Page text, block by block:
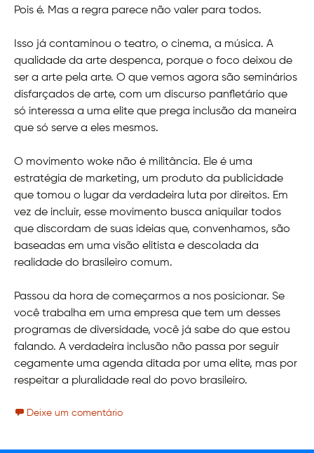
Pois é. Mas a regra parece não valer para todos.
Isso já contaminou o teatro, o cinema, a música. A
qualidade da arte despenca, porque o foco deixou de
ser a arte pela arte. O que vemos agora são seminários
disfarçados de arte, com um discurso panfletário que
só interessa a uma elite que prega inclusão da maneira
que só serve a eles mesmos.
O movimento woke não é militância. Ele é uma
estratégia de marketing, um produto da publicidade
que tomou o lugar da verdadeira luta por direitos. Em
vez de incluir, esse movimento busca aniquilar todos
que discordam de suas ideias que, convenhamos, são
baseadas em uma visão elitista e descolada da
realidade do brasileiro comum.
Passou da hora de começarmos a nos posicionar. Se
você trabalha em uma empresa que tem um desses
programas de diversidade, você já sabe do que estou
falando. A verdadeira inclusão não passa por seguir
cegamente uma agenda ditada por uma elite, mas por
respeitar a pluralidade real do povo brasileiro.
Deixe um comentário